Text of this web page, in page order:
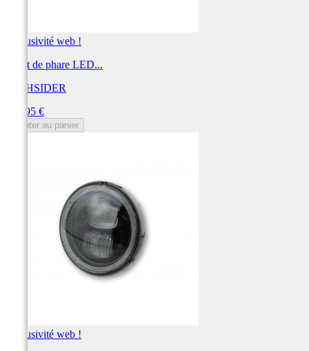
Exclusivité web !
Insert de phare LED...
HIGHSIDER
249,95 €
Ajouter au panier
Exclusivité web !